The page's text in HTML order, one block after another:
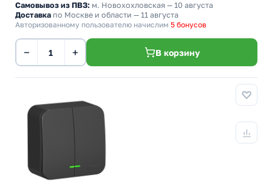
Самовывоз из ПВЗ: м. Новохохловская — 10 августа
Доставка по Москве и области — 11 августа
Авторизованному пользователю начислим 5 бонусов
− + В корзину